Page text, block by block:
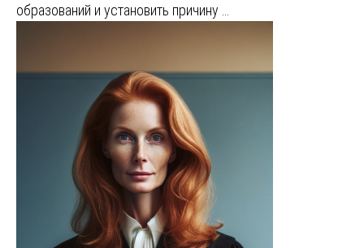
образований и установить причину …